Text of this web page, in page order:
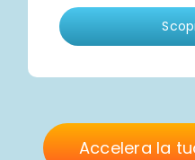
Accelera la